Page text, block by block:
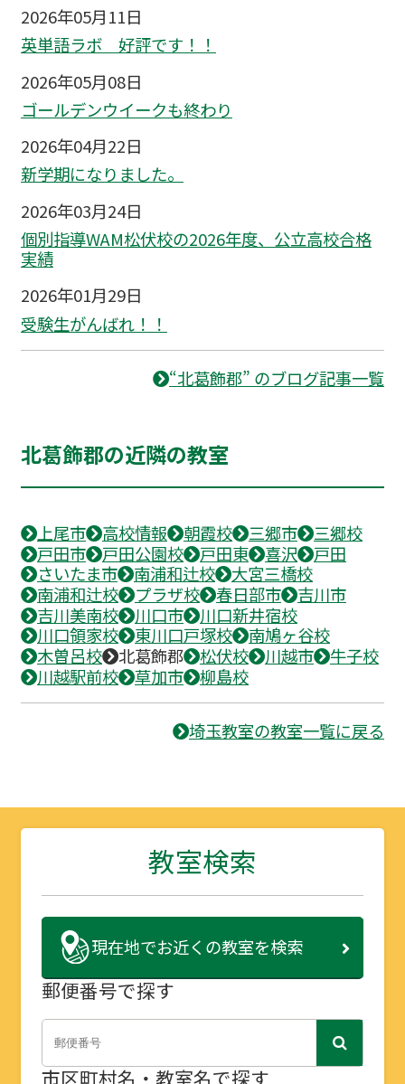
2026年05月11日
英単語ラボ 好評です！！
2026年05月08日
ゴールデンウイークも終わり
2026年04月22日
新学期になりました。
2026年03月24日
個別指導WAM松伏校の2026年度、公立高校合格
実績
2026年01月29日
受験生がんばれ！！
“北葛飾郡” のブログ記事一覧
北葛飾郡の近隣の教室
上尾市 高校情報 朝霞校 三郷市
三郷校
戸田市
戸田公園校 戸田東 喜沢
戸田
さいたま市
南浦和辻校
大宮三橋校
南浦和辻校
プラザ校 春日部市
吉川市
吉川美南校
川口市
川口新井宿校
川口領家校
東川口戸塚校
南鳩ヶ谷校
木曽呂校
北葛飾郡 松伏校 川越市
牛子校
川越駅前校
草加市 柳島校
埼玉教室の教室一覧に戻る
教室検索
現在地でお近くの教室を検索
郵便番号で探す
市区町村名・教室名で探す